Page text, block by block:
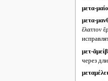
μετα-
μετα-
ἔλαττον
μετ-
через
μεταμέλει